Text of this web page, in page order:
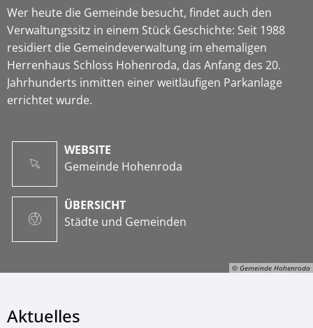
© Gemeinde Hohenroda
Wer heute die Gemeinde besucht, findet auch den
Verwaltungssitz in einem Stück Geschichte: Seit 1988
residiert die Gemeindeverwaltung im ehemaligen
Herrenhaus Schloss Hohenroda, das Anfang des 20.
Jahrhunderts inmitten einer weitläufigen Parkanlage
errichtet wurde.
WEBSITE
Gemeinde Hohenroda
ÜBERSICHT
Städte und Gemeinden
Aktuelles